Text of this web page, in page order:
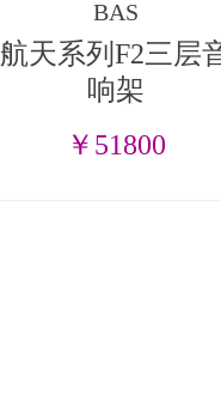
BAS
航天系列F2三层
响架
￥51800